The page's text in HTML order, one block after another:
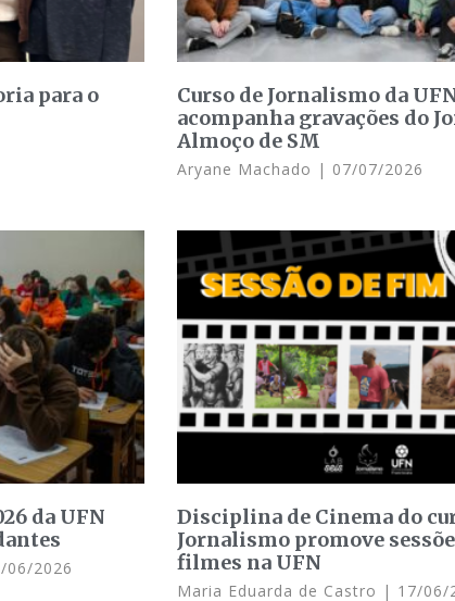
para o
Curso de Jornalismo da
acompanha gravações do
Almoço de SM
Aryane Machado 07/07/2026
da UFN
06/2026
Disciplina de Cinema do
Jornalismo promove
filmes na UFN
Maria Eduarda de Castro 17/06/